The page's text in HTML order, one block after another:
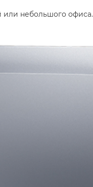
или небольшого офиса.